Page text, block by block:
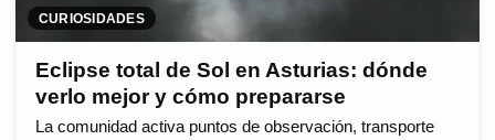
CURIOSIDADES
Eclipse total de Sol en Asturias: dónde
verlo mejor y cómo prepararse
La comunidad activa puntos de observación, transporte